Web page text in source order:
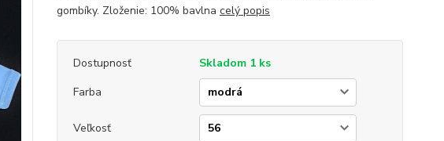
gombíky. Zloženie: 100% bavlna celý popis
Dostupnosť
Skladom 1 ks
Farba
Veľkosť